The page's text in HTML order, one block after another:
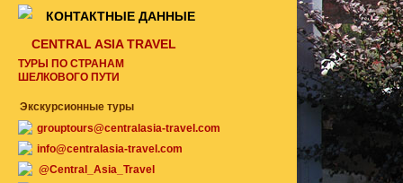
КОНТАКТНЫЕ ДАННЫЕ
CENTRAL ASIA TRAVEL
ТУРЫ ПО СТРАНАМ
ШЕЛКОВОГО ПУТИ
Экскурсионные туры
grouptours@centralasia-travel.com
info@centralasia-travel.com
@Central_Asia_Travel